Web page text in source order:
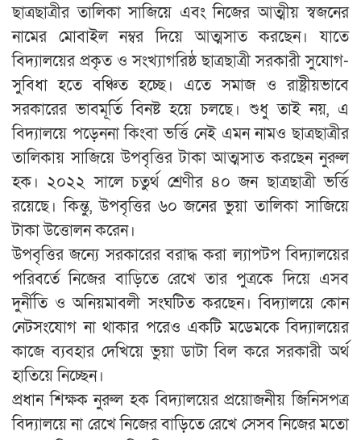
ছাত্রছাত্রীর তালিকা সাজিয়ে এবং নিজের আত্মীয় স্বজনের
নামের মোবাইল নম্বর দিয়ে আত্মসাত করছেন। যাতে
বিদ্যালয়ের প্রকৃত ও সংখ্যাগরিষ্ঠ ছাত্রছাত্রী সরকারী সুযোগ-
সুবিধা হতে বঞ্চিত হচ্ছে। এতে সমাজ ও রাষ্ট্রীয়ভাবে
সরকারের ভাবমূর্তি বিনষ্ট হয়ে চলছে। শুধু তাই নয়, এ
বিদ্যালয়ে পড়েননা কিংবা ভর্ত্তি নেই এমন নামও ছাত্রছাত্রীর
তালিকায় সাজিয়ে উপবৃত্তির টাকা আত্মসাত করছেন নুরুল
হক। ২০২২ সালে চতুর্থ শ্রেণীর ৪০ জন ছাত্রছাত্রী ভর্ত্তি
রয়েছে। কিন্তু, উপবৃত্তির ৬০ জনের ভুয়া তালিকা সাজিয়ে
টাকা উত্তোলন করেন।
উপবৃত্তির জন্যে সরকারের বরাদ্ধ করা ল্যাপটপ বিদ্যালয়ের
পরিবর্তে নিজের বাড়িতে রেখে তার পুত্রকে দিয়ে এসব
দুর্নীতি ও অনিয়মাবলী সংঘটিত করছেন। বিদ্যালয়ে কোন
নেটসংযোগ না থাকার পরেও একটি মডেমকে বিদ্যালয়ের
কাজে ব্যবহার দেখিয়ে ভুয়া ডাটা বিল করে সরকারী অর্থ
হাতিয়ে নিচ্ছেন।
প্রধান শিক্ষক নুরুল হক বিদ্যালয়ের প্রয়োজনীয় জিনিসপত্র
বিদ্যালয়ে না রেখে নিজের বাড়িতে রেখে সেসব নিজের মতো